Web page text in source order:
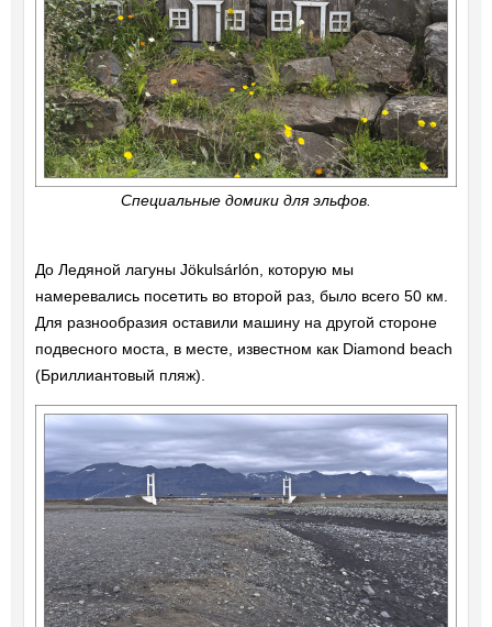
Специальные домики для эльфов.
До Ледяной лагуны Jökulsárlón, которую мы
намеревались посетить во второй раз, было всего 50 км.
Для разнообразия оставили машину на другой стороне
подвесного моста, в месте, известном как Diamond beach
(Бриллиантовый пляж).